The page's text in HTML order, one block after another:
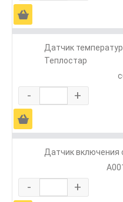
Ä
Датчик
Теплостар
- +
Ä
Датчик включения
- +